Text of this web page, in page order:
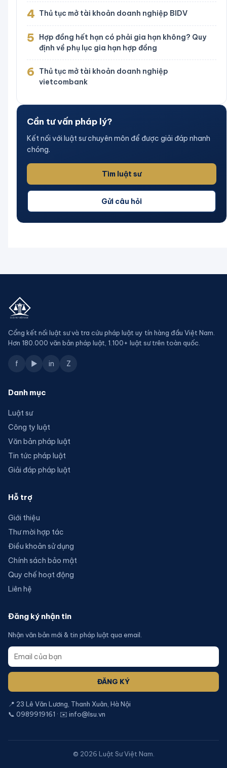
4 Thủ tục mở tài khoản doanh nghiệp BIDV
5
Hợp đồng hết hạn có phải gia hạn không? Quy
định về phụ lục gia hạn hợp đồng
6
Thủ tục mở tài khoản doanh nghiệp
vietcombank
Cần tư vấn pháp lý?
Kết nối với luật sư chuyên môn để được giải đáp nhanh
chóng.
Tìm luật sư
Gửi câu hỏi
Cổng kết nối luật sư và tra cứu pháp luật uy tín hàng đầu Việt Nam.
Hơn 180.000 văn bản pháp luật, 1.100+ luật sư trên toàn quốc.
f ▶ in Z
Danh mục
Luật sư
Công ty luật
Văn bản pháp luật
Tin tức pháp luật
Giải đáp pháp luật
Hỗ trợ
Giới thiệu
Thư mời hợp tác
Điều khoản sử dụng
Chính sách bảo mật
Quy chế hoạt động
Liên hệ
Đăng ký nhận tin
Nhận văn bản mới & tin pháp luật qua email.
ĐĂNG KÝ
📍 23 Lê Văn Lương, Thanh Xuân, Hà Nội
📞 0989919161 · ✉️ info@lsu.vn
© 2026 Luật Sư Việt Nam.